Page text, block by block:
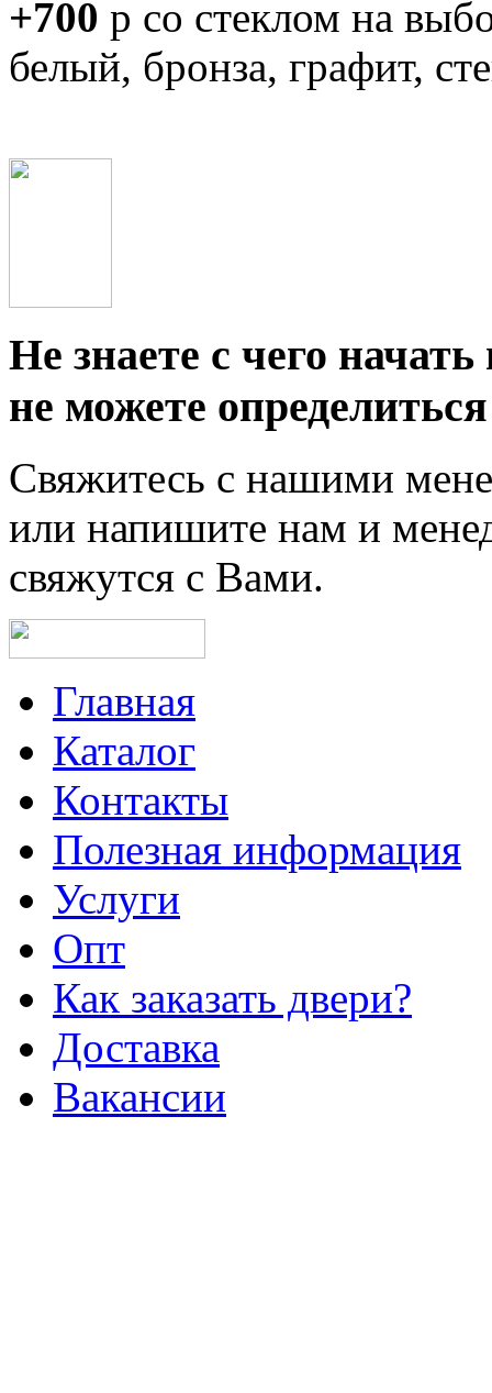
+700 р со стеклом на
белый, бронза, графит,
Не знаете с чего
не можете
Свяжитесь с нашими
или напишите нам и
свяжутся с Вами.
Главная
Каталог
Контакты
Полезная информация
Услуги
Опт
Как заказать двери?
Доставка
Вакансии